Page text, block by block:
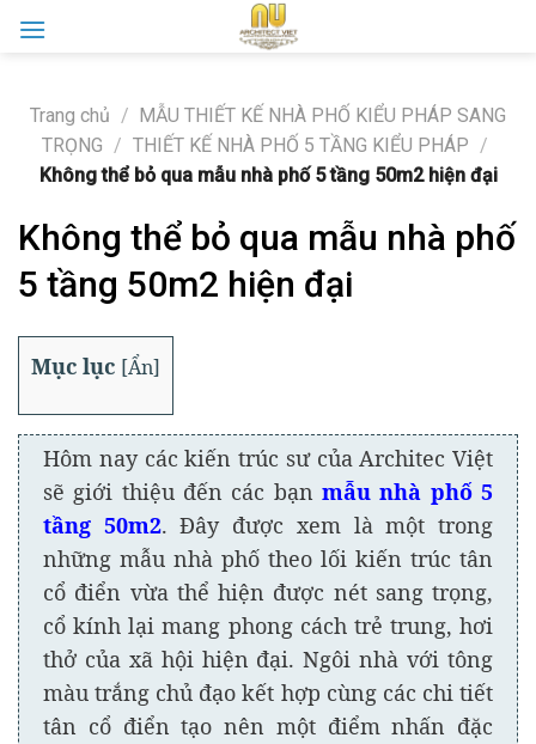
Trang chủ / MẪU THIẾT KẾ NHÀ PHỐ KIỂU PHÁP SANG
TRỌNG / THIẾT KẾ NHÀ PHỐ 5 TẦNG KIỂU PHÁP /
Không thể bỏ qua mẫu nhà phố 5 tầng 50m2 hiện đại
Không thể bỏ qua mẫu nhà phố
5 tầng 50m2 hiện đại
Mục lục [Ẩn]
Hôm nay các kiến trúc sư của Architec Việt
sẽ giới thiệu đến các bạn mẫu nhà phố 5
tầng 50m2. Đây được xem là một trong
những mẫu nhà phố theo lối kiến trúc tân
cổ điển vừa thể hiện được nét sang trọng,
cổ kính lại mang phong cách trẻ trung, hơi
thở của xã hội hiện đại. Ngôi nhà với tông
màu trắng chủ đạo kết hợp cùng các chi tiết
tân cổ điển tạo nên một điểm nhấn đặc